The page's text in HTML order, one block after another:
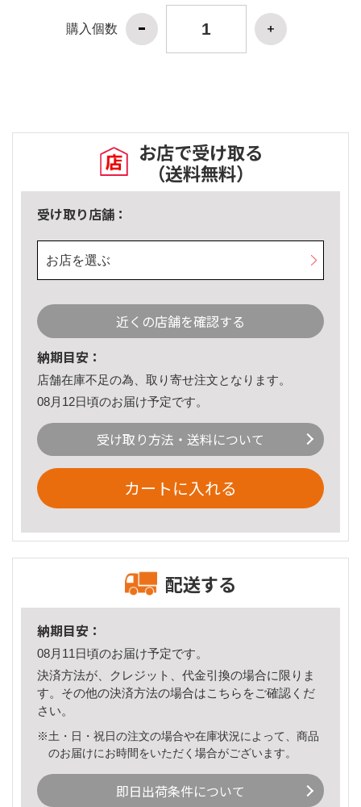
購入個数
お店で受け取る
（送料無料）
受け取り店舗：
お店を選ぶ
近くの店舗を確認する
納期目安：
店舗在庫不足の為、取り寄せ注文となります。
08月12日頃のお届け予定です。
受け取り方法・送料について
カートに入れる
配送する
納期目安：
08月11日頃のお届け予定です。
決済方法が、クレジット、代金引換の場合に限りま
す。その他の決済方法の場合はこちら をご確認くだ
さい。
※土・日・祝日の注文の場合や在庫状況によって、商品
のお届けにお時間をいただく場合がございます。
即日出荷条件について